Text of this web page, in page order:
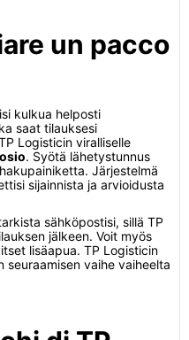
un pacco
kulkua helposti
saat tilauksesi
Logisticin viralliselle
. Syötä lähetystunnus
Järjestelmä
sijainnista ja arvioidusta
sähköpostisi, sillä TP
jälkeen. Voit myös
lisäapua. TP Logisticin
seuraamisen vaihe vaiheelta